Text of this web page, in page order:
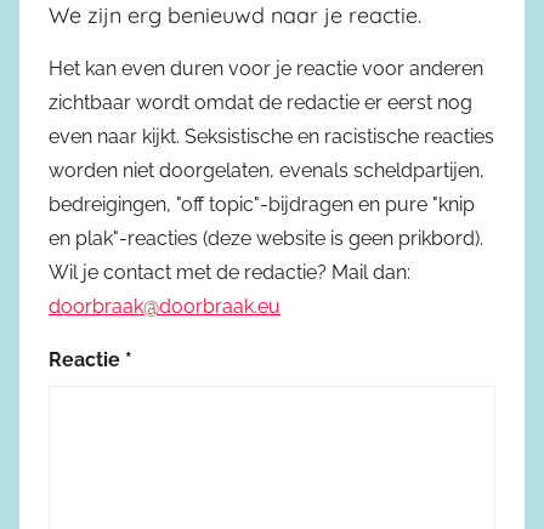
We zijn erg benieuwd naar je reactie.
Het kan even duren voor je reactie voor anderen
zichtbaar wordt omdat de redactie er eerst nog
even naar kijkt. Seksistische en racistische reacties
worden niet doorgelaten, evenals scheldpartijen,
bedreigingen, "off topic"-bijdragen en pure "knip
en plak"-reacties (deze website is geen prikbord).
Wil je contact met de redactie? Mail dan:
doorbraak@doorbraak.eu
Reactie *